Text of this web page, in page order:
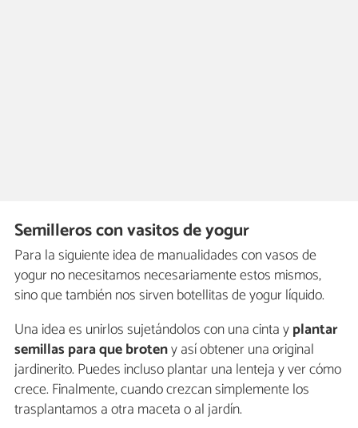
Semilleros con vasitos de yogur
Para la siguiente idea de manualidades con vasos de
yogur no necesitamos necesariamente estos mismos,
sino que también nos sirven botellitas de yogur líquido.
Una idea es unirlos sujetándolos con una cinta yplantar
semillas para que broteny así obtener una original
jardinerito. Puedes incluso plantar una lenteja y ver cómo
crece. Finalmente, cuando crezcan simplemente los
trasplantamos a otra maceta o al jardín.